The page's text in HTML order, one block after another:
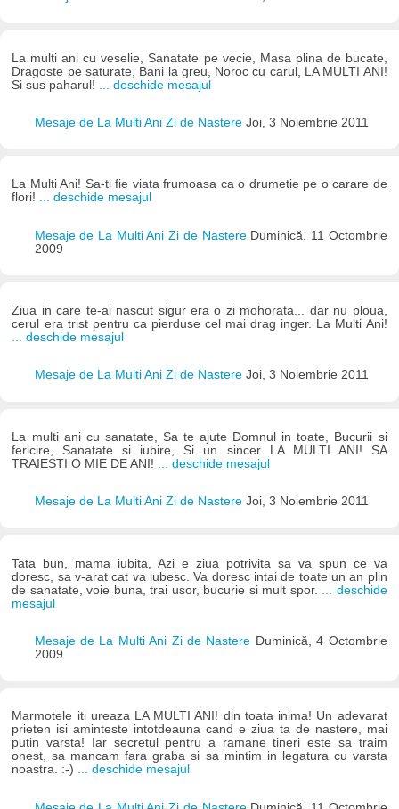
La multi ani cu veselie, Sanatate pe vecie, Masa plina de bucate,
Dragoste pe saturate, Bani la greu, Noroc cu carul, LA MULTI ANI!
Si sus paharul!
... deschide mesajul
Mesaje de La Multi Ani Zi de Nastere Joi, 3 Noiembrie 2011
La Multi Ani! Sa-ti fie viata frumoasa ca o drumetie pe o carare de
flori! ... deschide mesajul
Mesaje de La Multi Ani Zi de Nastere Duminică, 11 Octombrie
2009
Ziua in care te-ai nascut sigur era o zi mohorata... dar nu ploua,
cerul era trist pentru ca pierduse cel mai drag inger. La Multi Ani!
... deschide mesajul
Mesaje de La Multi Ani Zi de Nastere Joi, 3 Noiembrie 2011
La multi ani cu sanatate, Sa te ajute Domnul in toate, Bucurii si
fericire, Sanatate si iubire, Si un sincer LA MULTI ANI! SA
TRAIESTI O MIE DE ANI!
... deschide mesajul
Mesaje de La Multi Ani Zi de Nastere Joi, 3 Noiembrie 2011
Tata bun, mama iubita, Azi e ziua potrivita sa va spun ce va
doresc, sa v-arat cat va iubesc. Va doresc intai de toate un an plin
de sanatate, voie buna, trai usor, bucurie si mult spor.
... deschide
mesajul
Mesaje de La Multi Ani Zi de Nastere Duminică, 4 Octombrie
2009
Marmotele iti ureaza LA MULTI ANI! din toata inima! Un adevarat
prieten isi aminteste intotdeauna cand e ziua ta de nastere, mai
putin varsta! Iar secretul pentru a ramane tineri este sa traim
onest, sa mancam fara graba si sa mintim in legatura cu varsta
noastra. :-) ... deschide mesajul